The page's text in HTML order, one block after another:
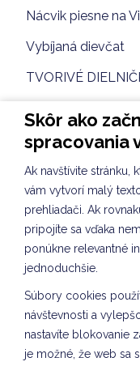
Nácvik piesne na
Vybíjaná dievčat
TVORIVÉ
Tvorivé dielne VII.
KULIŠKIÁDA -
Slávnostné
Tvorba kostýmov
Príprava adventu
Spoločnosť a
Svetový deň
Vianočné tvorenie
Skôr ako
spracovania
Ak navštívite stránku,
vám vytvorí malý
prehliadači. Ak
pripojíte sa vďaka
ponúkne relevantné
jednoduchšie.
Súbory cookies
návštevnosti a
nastavíte blokovanie
je možné, že web sa